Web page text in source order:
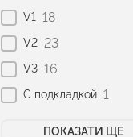
V1 18
V2 23
V3 16
С подкладкой 1
ПОКАЗАТИ ЩЕ